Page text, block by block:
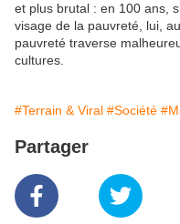
et plus brutal : en 100 ans,
visage de la pauvreté, lui,
pauvreté traverse
cultures.
#Terrain & Viral #Société
Partager